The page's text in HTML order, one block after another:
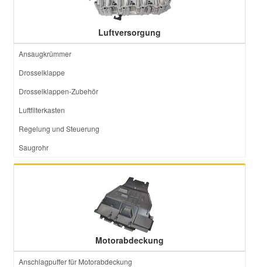
Luftversorgung
Ansaugkrümmer
Drosselklappe
Drosselklappen-Zubehör
Luftfilterkasten
Regelung und Steuerung
Saugrohr
Motorabdeckung
Anschlagpuffer für Motorabdeckung